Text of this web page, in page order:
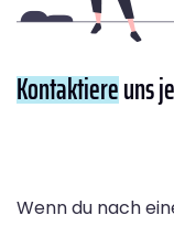
Kontaktiereuns
Wenn du nach